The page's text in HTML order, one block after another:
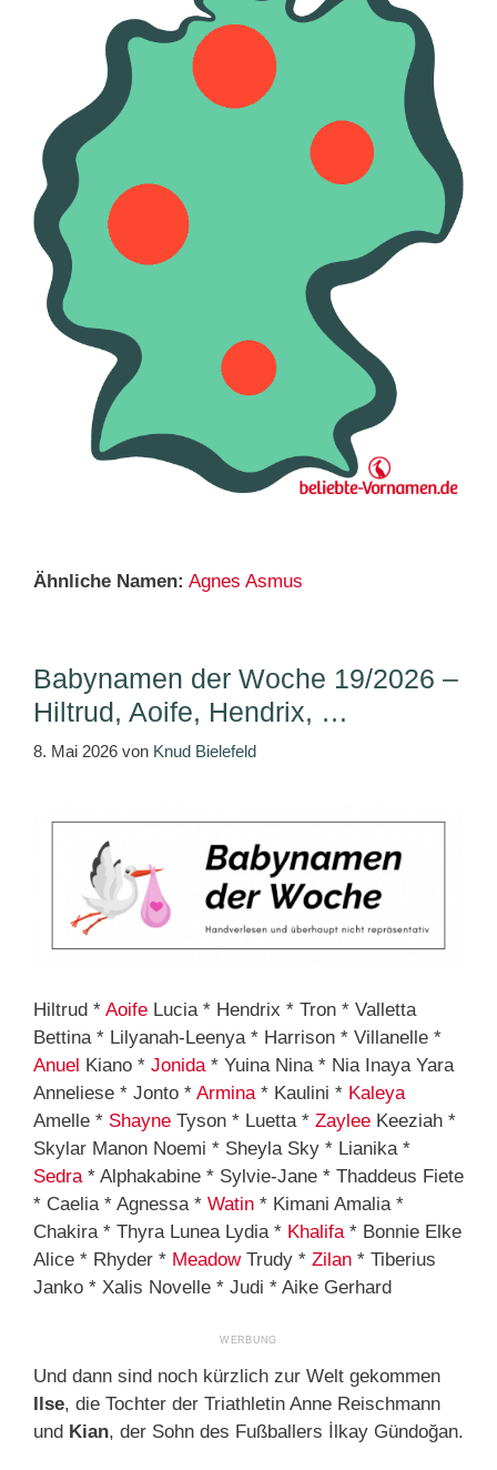
Ähnliche Namen: Agnes Asmus
Babynamen der Woche 19/2026 –
Hiltrud, Aoife, Hendrix, …
8. Mai 2026 von Knud Bielefeld
Hiltrud * Aoife Lucia * Hendrix * Tron * Valletta
Bettina * Lilyanah-Leenya * Harrison * Villanelle *
Anuel Kiano * Jonida * Yuina Nina * Nia Inaya Yara
Anneliese * Jonto * Armina * Kaulini * Kaleya
Amelle * Shayne Tyson * Luetta * Zaylee Keeziah *
Skylar Manon Noemi * Sheyla Sky * Lianika *
Sedra * Alphakabine * Sylvie-Jane * Thaddeus Fiete
* Caelia * Agnessa * Watin * Kimani Amalia *
Chakira * Thyra Lunea Lydia * Khalifa * Bonnie Elke
Alice * Rhyder * MeadowTrudy * Zilan * Tiberius
Janko * Xalis Novelle * Judi * Aike Gerhard
Und dann sind noch kürzlich zur Welt gekommen
Ilse, die Tochter der Triathletin Anne Reischmann
und Kian, der Sohn des Fußballers İlkay Gündoğan.